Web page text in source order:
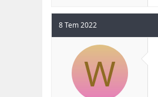
8 Tem 2022
W